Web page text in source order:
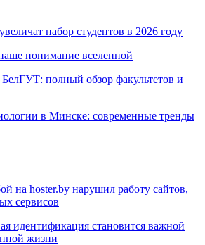
набор студентов в 2026 году
понимание вселенной
полный обзор факультетов и
в Минске: современные тренды
на hoster.by нарушил работу сайтов,
сервисов
идентификация становится важной
жизни